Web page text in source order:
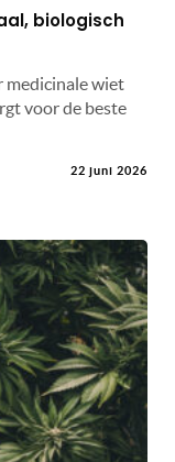
biologisch
medicinale wiet
voor de beste
22 juni 2026